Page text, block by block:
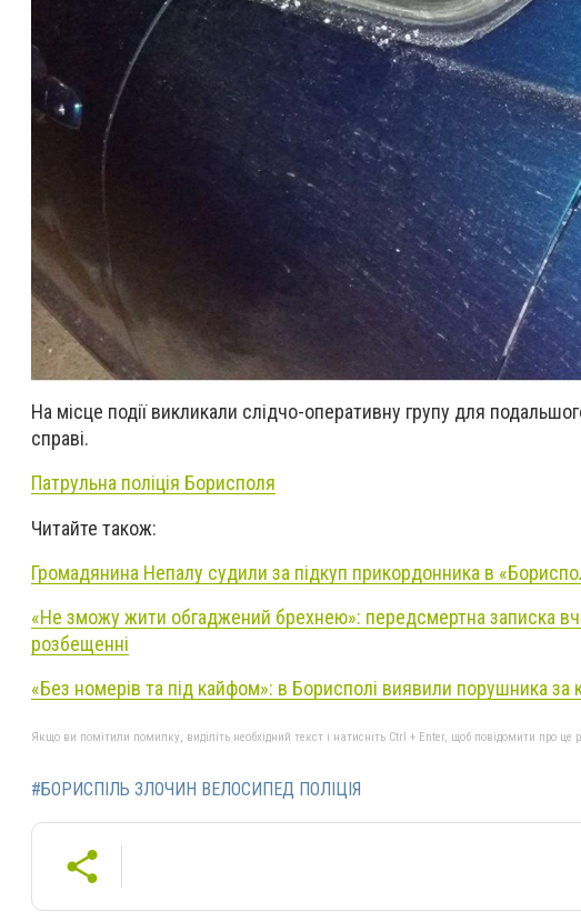
На місце події викликали слідчо-оперативну групу для
справі.
Патрульна поліція Борисполя
Читайте також:
Громадянина Непалу судили за підкуп прикордонника в
«Не зможу жити обгаджений брехнею»: передсмертна записка
розбещенні
«Без номерів та під кайфом»: в Борисполі виявили порушника за
Якщо ви помітили помилку, виділіть необхідний текст і натисніть Ctrl + Enter, щоб повідомити про це
#БОРИСПІЛЬ ЗЛОЧИН ВЕЛОСИПЕД ПОЛІЦІЯ